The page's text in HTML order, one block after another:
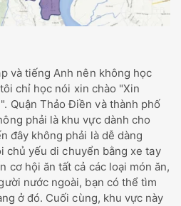
và tiếng Anh nên không học
chỉ học nói xin chào "Xin
Quận Thảo Điền và thành phố
phải là khu vực dành cho
đây không phải là dễ dàng
chủ yếu di chuyển bằng xe tay
cơ hội ăn tất cả các loại món ăn,
nước ngoài, bạn có thể tìm
ở đó. Cuối cùng, khu vực này